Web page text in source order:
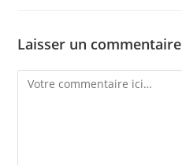
Laisser un commentaire
Comment